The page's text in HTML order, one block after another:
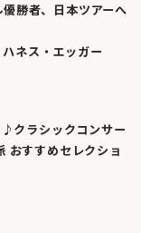
勝者、日本ツアーへ
ネス・エッガー
クラシックコンサー
おすすめセレクショ